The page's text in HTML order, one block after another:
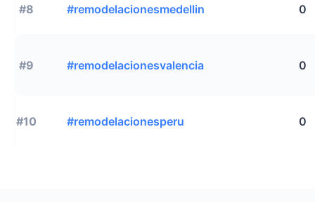
#8 #remodelacionesmedellin 0
#9 #remodelacionesvalencia 0
#10 #remodelacionesperu 0